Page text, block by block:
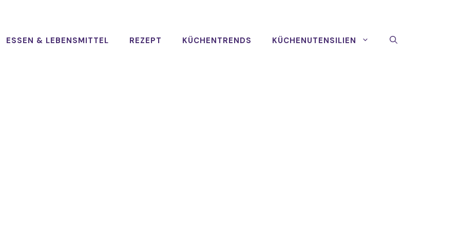
ESSEN & LEBENSMITTEL REZEPT KÜCHENTRENDS KÜCHENUTENSILIEN